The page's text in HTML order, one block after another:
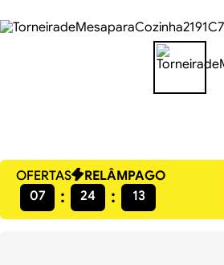
OFERTAS
RELÂMPAGO
07
24 13